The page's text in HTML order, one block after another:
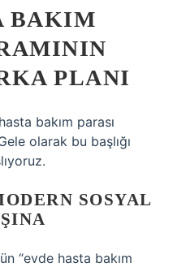
BAKIM
PLANI
bakım parası
olarak bu başlığı
SOSYAL
“evde hasta bakım